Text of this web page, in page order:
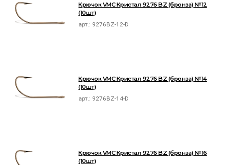
Крючок VMC Кристал 9276 BZ (бронза) №12
(10шт)
арт.: 9276BZ-12-D
Крючок VMC Кристал 9276 BZ (бронза) №14
(10шт)
арт.: 9276BZ-14-D
Крючок VMC Кристал 9276 BZ (бронза) №16
(10шт)